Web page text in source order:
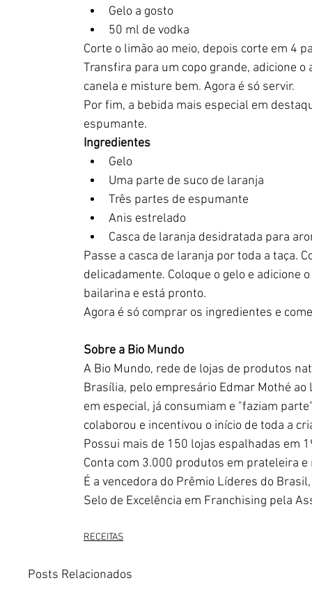
Gelo a gosto
50 ml de vodka
Corte o limão ao meio, depois corte em 4
Transfira para um copo grande, adicione
canela e misture bem. Agora é só servir.
Por fim, a bebida mais especial em
espumante.
Ingredientes
Gelo
Uma parte de suco de laranja
Três partes de espumante
Anis estrelado
Casca de laranja desidratada para
Passe a casca de laranja por toda a taça.
delicadamente. Coloque o gelo e
bailarina e está pronto.
Agora é só comprar os ingredientes e
Sobre a Bio Mundo
A Bio Mundo, rede de lojas de produtos
Brasília, pelo empresário Edmar Mothé
em especial, já consumiam e "faziam
colaborou e incentivou o início de toda a
Possui mais de 150 lojas espalhadas em
Conta com 3.000 produtos em prateleira
É a vencedora do Prêmio Líderes do
Selo de Excelência em Franchising pela
RECEITAS
Posts Relacionados